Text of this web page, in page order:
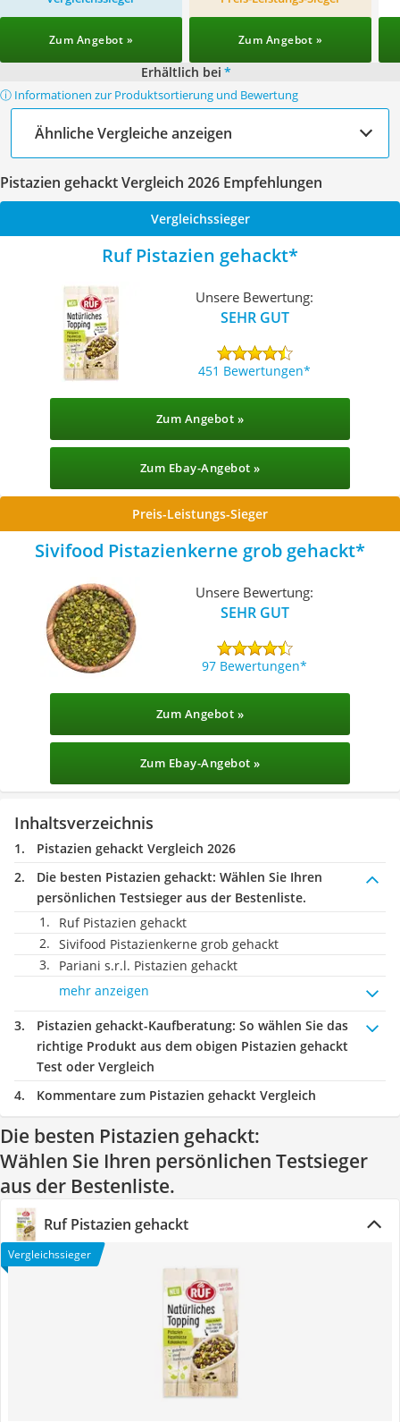
Zum Angebot » Zum Angebot »
Erhältlich bei *
ⓘ Informationen zur Produktsortierung und Bewertung
Ähnliche Vergleiche anzeigen
Pistazien gehackt Vergleich 2026 Empfehlungen
Vergleichssieger
Ruf Pistazien gehackt
Unsere Bewertung:
SEHR GUT
451 Bewertungen
Zum Angebot »
Zum Ebay-Angebot »
Preis-Leistungs-Sieger
Sivifood Pistazienkerne grob gehackt
Unsere Bewertung:
SEHR GUT
97 Bewertungen
Zum Angebot »
Zum Ebay-Angebot »
Inhaltsverzeichnis
Pistazien gehackt Vergleich 2026
Die besten Pistazien gehackt: Wählen Sie Ihren
persönlichen Testsieger aus der Bestenliste.
Ruf Pistazien gehackt
Sivifood Pistazienkerne grob gehackt
Pariani s.r.l. Pistazien gehackt
mehr anzeigen
Pistazien gehackt-Kaufberatung: So wählen Sie das
richtige Produkt aus dem obigen Pistazien gehackt
Test oder Vergleich
Kommentare zum Pistazien gehackt Vergleich
Die besten Pistazien gehackt:
Wählen Sie Ihren persönlichen Testsieger
aus der Bestenliste.
Ruf Pistazien gehackt
Vergleichssieger